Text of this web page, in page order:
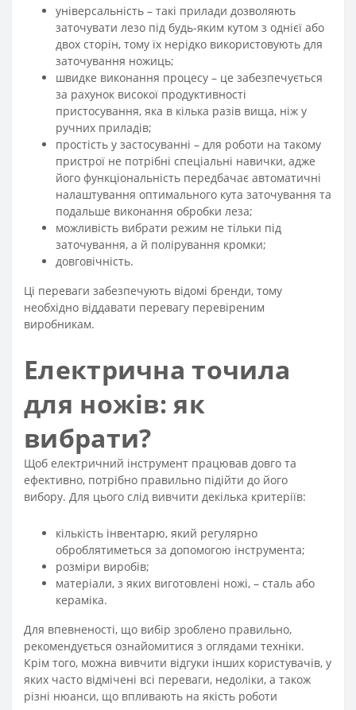
універсальність – такі прилади дозволяють
заточувати лезо під будь-яким кутом з однієї або
двох сторін, тому їх нерідко використовують для
заточування ножиць;
швидке виконання процесу – це забезпечується
за рахунок високої продуктивності
пристосування, яка в кілька разів вища, ніж у
ручних приладів;
простість у застосуванні – для роботи на такому
пристрої не потрібні спеціальні навички, адже
його функціональність передбачає автоматичні
налаштування оптимального кута заточування та
подальше виконання обробки леза;
можливість вибрати режим не тільки під
заточування, а й полірування кромки;
довговічність.
Ці переваги забезпечують відомі бренди, тому
необхідно віддавати перевагу перевіреним
виробникам.
Електрична точила
для ножів: як
вибрати?
Щоб електричний інструмент працював довго та
ефективно, потрібно правильно підійти до його
вибору. Для цього слід вивчити декілька критеріїв:
кількість інвентарю, який регулярно
оброблятиметься за допомогою інструмента;
розміри виробів;
матеріали, з яких виготовлені ножі, – сталь або
кераміка.
Для впевненості, що вибір зроблено правильно,
рекомендується ознайомитися з оглядами техніки.
Крім того, можна вивчити відгуки інших користувачів, у
яких часто відмічені всі переваги, недоліки, а також
різні нюанси, що впливають на якість роботи